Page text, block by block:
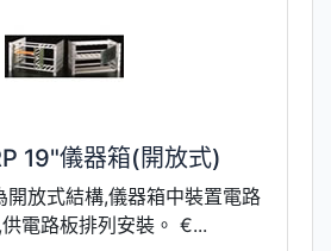
19"儀器箱(開放式)
放式結構,儀器箱中裝置電路
電路板排列安裝。 €...